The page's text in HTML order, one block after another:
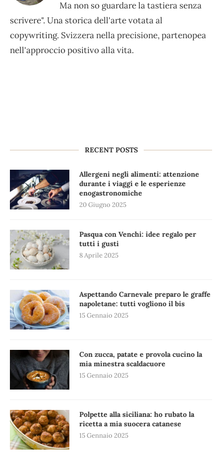
Ma non so guardare la tastiera senza
scrivere". Una storica dell'arte votata al
copywriting. Svizzera nella precisione, partenopea
nell'approccio positivo alla vita.
RECENT POSTS
Allergeni negli alimenti: attenzione
durante i viaggi e le esperienze
enogastronomiche
20 Giugno 2025
Pasqua con Venchi: idee regalo per
tutti i gusti
8 Aprile 2025
Aspettando Carnevale preparo le graffe
napoletane: tutti vogliono il bis
15 Gennaio 2025
Con zucca, patate e provola cucino la
mia minestra scaldacuore
15 Gennaio 2025
Polpette alla siciliana: ho rubato la
ricetta a mia suocera catanese
15 Gennaio 2025